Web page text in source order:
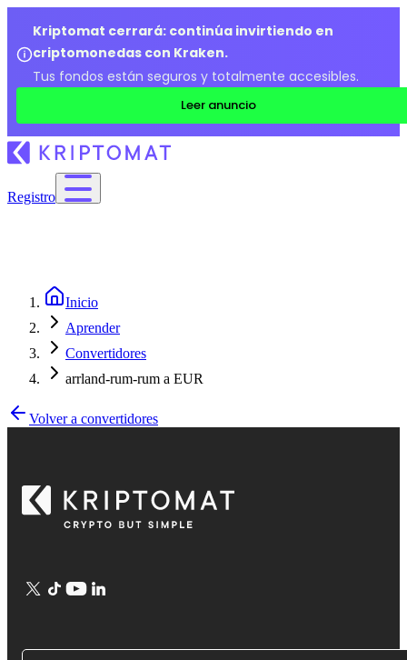
Kriptomat cerrará: continúa invirtiendo en
criptomonedas con Kraken.
Tus fondos están seguros y totalmente accesibles.
Leer anuncio
Registro
Inicio
Aprender
Convertidores
arrland-rum-rum a EUR
Volver a convertidores